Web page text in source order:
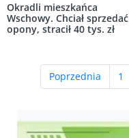
Okradli mieszkańca
Wschowy. Chciał sprzedać
opony, stracił 40 tys. zł
Poprzednia 1